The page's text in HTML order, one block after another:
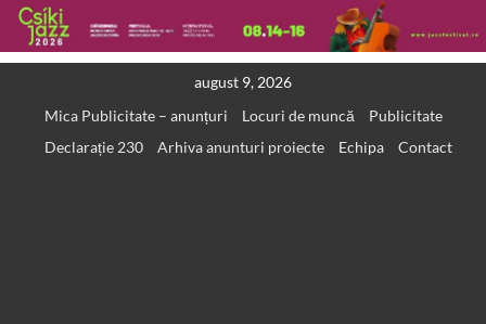
august 9, 2026
Mica Publicitate – anunțuri
Locuri de muncă
Publicitate
Declarație 230
Arhiva anunturi proiecte Echipa Contact